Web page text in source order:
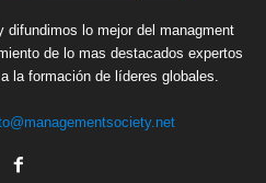
difundimos lo mejor del managment
de lo mas destacados expertos
la formación de líderes globales.